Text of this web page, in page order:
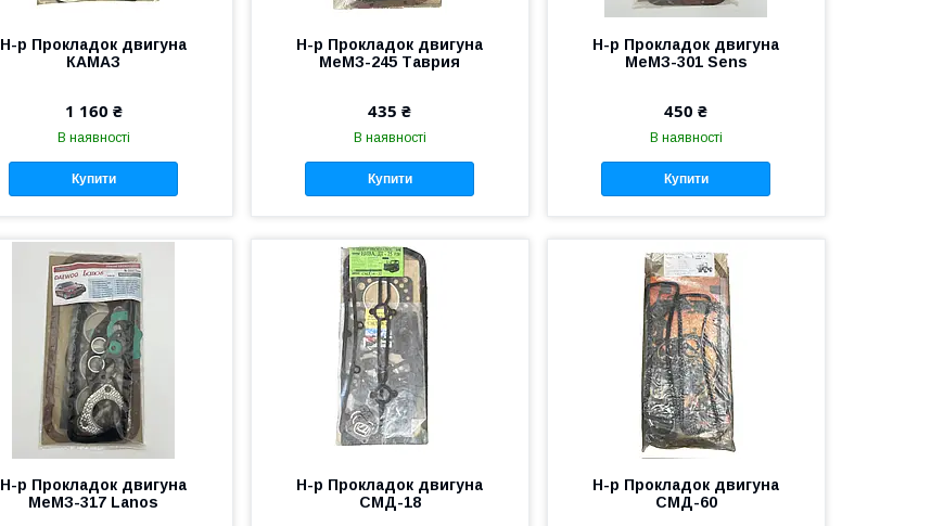
Н-р Прокладок двигуна
КАМАЗ
1 160 ₴
В наявності
Купити
Н-р Прокладок двигуна
МеМЗ-245 Таврия
435 ₴
В наявності
Купити
Н-р Прокладок двигуна
МеМЗ-301 Sens
450 ₴
В наявності
Купити
Н-р Прокладок двигуна
МеМЗ-317 Lanos
Н-р Прокладок двигуна
СМД-18
Н-р Прокладок двигуна
СМД-60